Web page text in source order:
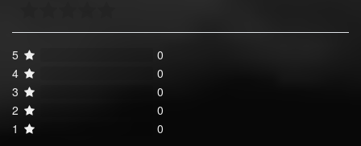
5
0
4
0
3
0
2
0
1
0